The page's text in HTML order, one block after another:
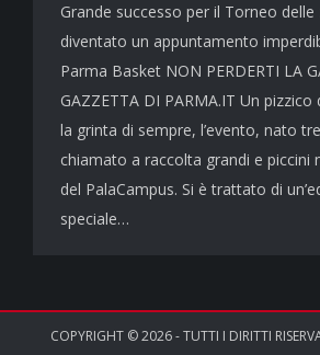
Grande successo per il Torneo delle
diventato un appuntamento
Parma Basket NON PERDERTI LA
GAZZETTA DI PARMA.IT Un pizzico
la grinta di sempre, l’evento, nato
chiamato a raccolta grandi e piccini
del PalaCampus. Si è trattato di
speciale…
COPYRIGHT © 2026 - TUTTI I DIRITTI